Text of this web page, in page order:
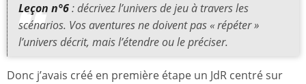
Leçon n°6: décrivez l’univers de jeu à travers les
scénarios. Vos aventures ne doivent pas « répéter »
l’univers décrit, mais l’étendre ou le préciser.
Donc j’avais créé en première étape un JdR centré sur